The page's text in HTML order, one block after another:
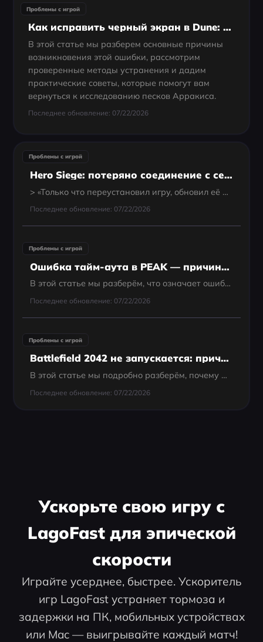
Проблемы с игрой
Как исправить черный экран в Dune: Awakening — 100% рабочие спос
В этой статье мы разберем основные причины
возникновения этой ошибки, рассмотрим
проверенные методы устранения и дадим
практические советы, которые помогут вам
вернуться к исследованию песков Арракиса.
Последнее обновление: 07/22/2026
Проблемы с игрой
Hero Siege: потеряно соединение с сервером — как исправить ошибки Cannot Connect и отключений
> «Только что переустановил игру, обновил её и т. д., но когда захожу в онлайн и вхожу в чат / создаю область, в левом нижнем углу вижу сообщение CANNOT CONNECT TO SERVER.»
Последнее обновление: 07/22/2026
Проблемы с игрой
Ошибка тайм-аута в PEAK — причины, типы и решения
В этой статье мы разберём, что означает ошибка тайм-аута в PEAK, почему она возникает, какие бывают её типы и как её можно устранить.
Последнее обновление: 07/22/2026
Проблемы с игрой
Battlefield 2042 не запускается: причины и решения
В этой статье мы подробно разберём, почему Battlefield 2042 может не запускаться, определим возможные причины и предложим эффективные способы решения.
Последнее обновление: 07/22/2026
Ускорьте свою игру с
LagoFast для эпической
скорости
Играйте усерднее, быстрее. Ускоритель
игр LagoFast устраняет тормоза и
задержки на ПК, мобильных устройствах
или Mac — выигрывайте каждый матч!